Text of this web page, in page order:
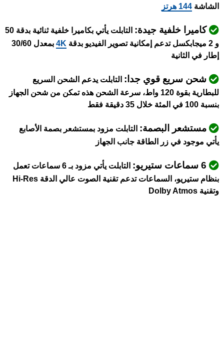
الشاشة 144 هرتز
كاميرا خلفية جيدة:
التابلت يأتي بكاميرا خلفية ثنائية بدقة 50
و 2 ميجابكسل تدعم إمكانية تصوير الفيديو بدقة
4K
بمعدل 30/60
إطار في الثانية
شحن سريع قوي جدا: التابلت يدعم الشحن السريع
للبطارية بقوة 120 واط، سرعة الشحن هذه تمكن من شحن الجهاز
بنسبة 100 في المئة خلال 35 دقيقة فقط
مستشعر البصمة: التابلت مزود بمستشعر بصمة الأصابع
يأتي موجود في زر الطاقة جانب الجهاز
التابلت يأتي مزود بـ 6 سماعات تعمل
بنظام ستيريو، السماعات تدعم تقنية الصوت عالي الدقة Hi-Res
وتقنية Dolby Atmos